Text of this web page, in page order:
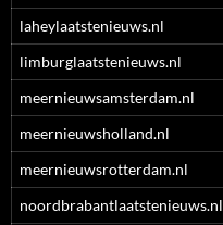
laheylaatstenieuws.nl
limburglaatstenieuws.nl
meernieuwsamsterdam.nl
meernieuwsholland.nl
meernieuwsrotterdam.nl
noordbrabantlaatstenieuws.nl